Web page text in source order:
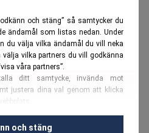
och stäng” så samtycker du
ändamål som listas nedan. Under
du välja vilka ändamål du vill neka
välja vilka partners du vill godkänna
våra partners”.
ditt samtycke, invända mot
justera dina val genom att klicka
i vårcookie-policy
och stäng